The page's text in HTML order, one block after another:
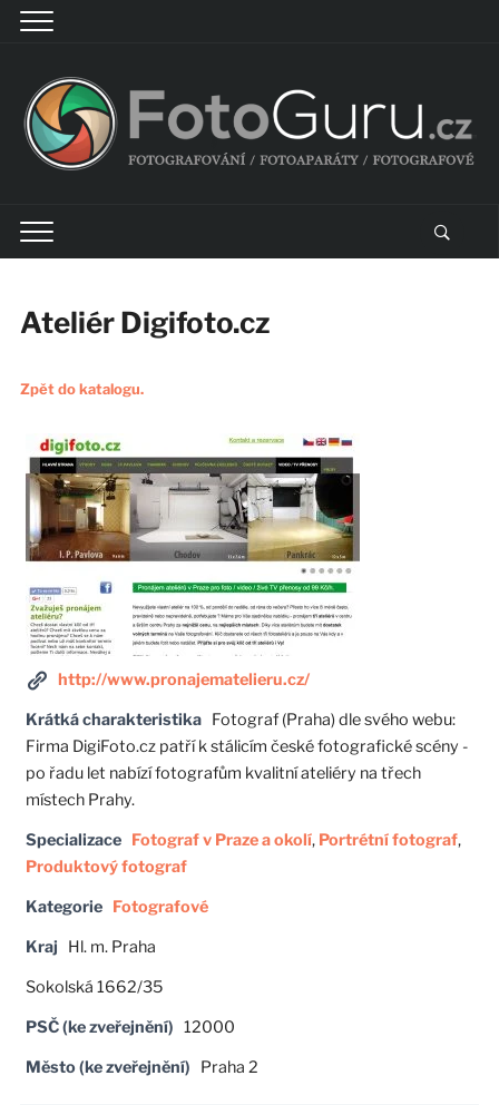
Ateliér Digifoto.cz
Zpět do katalogu.
http://www.pronajematelieru.cz/
Krátká charakteristika Fotograf (Praha) dle svého webu:
Firma DigiFoto.cz patří k stálicím české fotografické scény -
po řadu let nabízí fotografům kvalitní ateliéry na třech
místech Prahy.
Specializace Fotograf v Praze a okolí, Portrétní fotograf,
Produktový fotograf
Kategorie Fotografové
Kraj
Hl. m. Praha
Sokolská 1662/35
PSČ (ke zveřejnění) 12000
Město (ke zveřejnění)
Praha 2